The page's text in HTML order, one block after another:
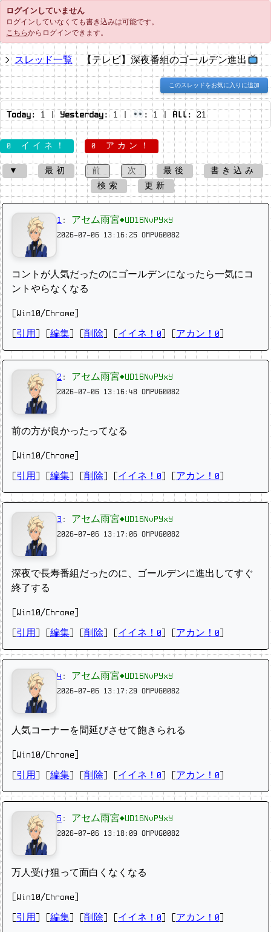
ログインしていません
ログインしていなくても書き込みは可能です。
こちらからログインできます。
スレッド一覧 【テレビ】深夜番組のゴールデン進出
このスレッドをお気に入りに追加
Today: 1 | Yesterday:1 | : 1 | All: 21
0 イイネ！ 0 アカン！
▼ 最初 前 次 最後
書き込み
検索
更新
1 : アセム雨宮◆UD16NvPYxY
2026-07-06 13:16:25 OMPVG0082
コントが人気だったのにゴールデンになったら一気にコ
ントやらなくなる
[Win10/Chrome]
引用 編集 削除 イイネ！0 アカン！0
2 : アセム雨宮◆UD16NvPYxY
2026-07-06 13:16:48 OMPVG0082
前の方が良かったってなる
[Win10/Chrome]
引用 編集 削除 イイネ！0 アカン！0
3 : アセム雨宮◆UD16NvPYxY
2026-07-06 13:17:06 OMPVG0082
深夜で長寿番組だったのに、ゴールデンに進出してすぐ
終了する
[Win10/Chrome]
引用 編集 削除 イイネ！0 アカン！0
4 : アセム雨宮◆UD16NvPYxY
2026-07-06 13:17:29 OMPVG0082
人気コーナーを間延びさせて飽きられる
[Win10/Chrome]
引用 編集 削除 イイネ！0 アカン！0
5 : アセム雨宮◆UD16NvPYxY
2026-07-06 13:18:09 OMPVG0082
万人受け狙って面白くなくなる
[Win10/Chrome]
引用 編集 削除 イイネ！0 アカン！0